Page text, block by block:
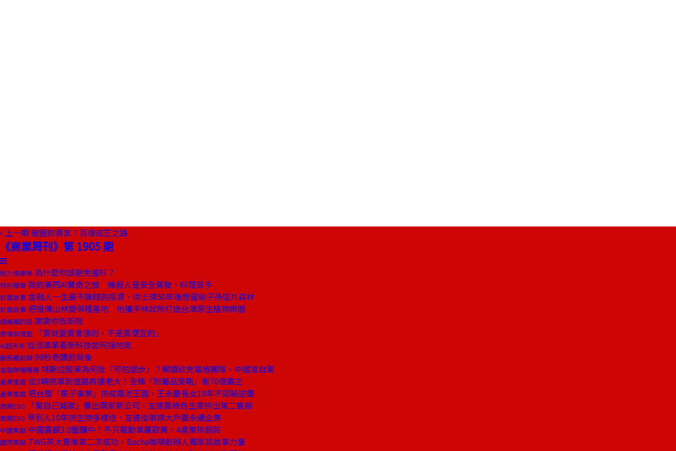
上一期 破圈的勇氣！百億成王之路
《商業周刊》第 1905 期
魅力領導學 為什麼你該避免撞衫？
特別報導 我的美西AI驚奇之旅 機器人是安全駕駛、料理苦手
封面故事 金融人一生最不賺錢的投資，洪士琪50年後想留給子孫這片森林
封面故事 把祖傳山林變保種基地 他攜手林試所打造台灣原生植物樂園
總編輯的話 謝謝你告訴我
商場自慢塾 「買就要買會漲的，不是買便宜的」
AI超未來 從派車單看新科技如何接地氣
服務最前線 90秒奇蹟的背後
金融時報精選 特斯拉股東為何批「可怕退步」？解讀砍充電樁團隊、中國准自駕
產業風雲 從3輛拖車到道路救援老大！全鋒「附屬品策略」衝70億霸主
產業風雲 把台塑「棄子事業」拚成電池王國，王永慶長女19年不認輸逆襲
商周ESG 「幫自己減碳」養出兩家新公司，友達靠綠色生意拚出第二隻腳
商周ESG 早別人10年拚生物多樣性，友達從碳排大戶變永續企業
中國焦點 中國震撼3.0醞釀中！不只電動車贏歐美，4產業拚超前
國際焦點 TWG茶大賣後第二次成功，Bacha咖啡創辦人獨家談故事力量